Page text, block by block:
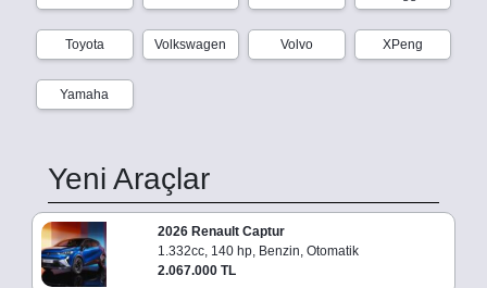
Toyota Volkswagen Volvo XPeng
Yamaha
Yeni Araçlar
2026 Renault Captur
1.332cc, 140 hp, Benzin, Otomatik
2.067.000 TL